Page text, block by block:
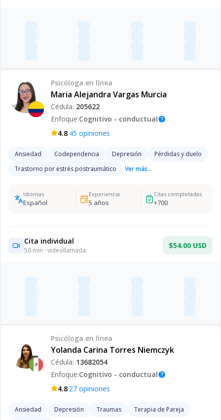
Psicóloga en línea
Maria Alejandra Vargas Murcia
Cédula: 205622
Enfoque:Cognitivo - conductualhelp
4.8·45 opiniones
Ansiedad Codependencia Depresión
Pérdidas y duelo
Trastorno por estrés postraumático
Ver más...
Idiomas
Español
Experiencia
5 años
Citas completadas
+700
Cita individual
50 min · videollamada
$54.00 USD
Psicóloga en línea
Yolanda Carina Torres Niemczyk
Cédula: 13682054
Enfoque:Cognitivo - conductualhelp
4.8·27 opiniones
Ansiedad Depresión Traumas Terapia de Pareja